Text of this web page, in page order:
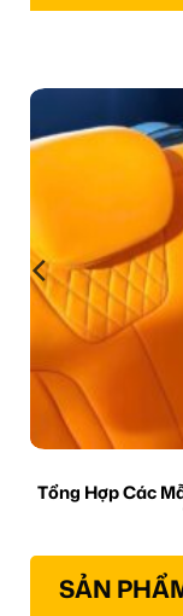
Tổng Hợp Các
SẢN